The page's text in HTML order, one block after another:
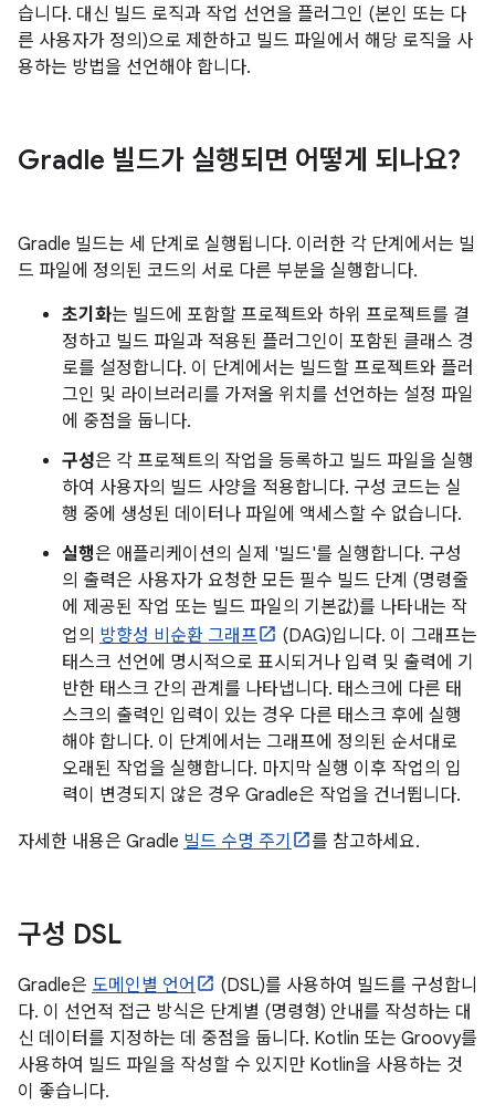
습니다. 대신 빌드 로직과 작업 선언을 플러그인 (본인 또는 다
른 사용자가 정의)으로 제한하고 빌드 파일에서 해당 로직을 사
용하는 방법을 선언해야 합니다.
Gradle 빌드가 실행되면 어떻게 되나요?
Gradle 빌드는 세 단계로 실행됩니다. 이러한 각 단계에서는 빌
드 파일에 정의된 코드의 서로 다른 부분을 실행합니다.
초기화는 빌드에 포함할 프로젝트와 하위 프로젝트를 결
정하고 빌드 파일과 적용된 플러그인이 포함된 클래스 경
로를 설정합니다. 이 단계에서는 빌드할 프로젝트와 플러
그인 및 라이브러리를 가져올 위치를 선언하는 설정 파일
에 중점을 둡니다.
구성은 각 프로젝트의 작업을 등록하고 빌드 파일을 실행
하여 사용자의 빌드 사양을 적용합니다. 구성 코드는 실
행 중에 생성된 데이터나 파일에 액세스할 수 없습니다.
실행은 애플리케이션의 실제 '빌드'를 실행합니다. 구성
의 출력은 사용자가 요청한 모든 필수 빌드 단계 (명령줄
에 제공된 작업 또는 빌드 파일의 기본값)를 나타내는 작
업의 방향성 비순환 그래프
(DAG)입니다. 이 그래프는
태스크 선언에 명시적으로 표시되거나 입력 및 출력에 기
반한 태스크 간의 관계를 나타냅니다. 태스크에 다른 태
스크의 출력인 입력이 있는 경우 다른 태스크 후에 실행
해야 합니다. 이 단계에서는 그래프에 정의된 순서대로
오래된 작업을 실행합니다. 마지막 실행 이후 작업의 입
력이 변경되지 않은 경우 Gradle은 작업을 건너뜁니다.
자세한 내용은 Gradle 빌드 수명 주기 를 참고하세요.
구성 DSL
Gradle은 도메인별 언어
(DSL)를 사용하여 빌드를 구성합니
다. 이 선언적 접근 방식은 단계별 (명령형) 안내를 작성하는 대
신 데이터를 지정하는 데 중점을 둡니다. Kotlin 또는 Groovy를
사용하여 빌드 파일을 작성할 수 있지만 Kotlin을 사용하는 것
이 좋습니다.